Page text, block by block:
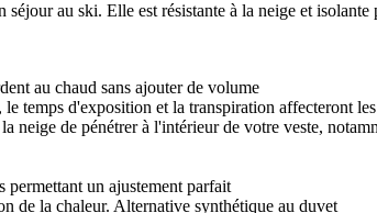
au ski. Elle est résistante à la neige et
au chaud sans ajouter de volume
temps d'exposition et la transpiration affecteront
neige de pénétrer à l'intérieur de votre veste,
permettant un ajustement parfait
de la chaleur. Alternative synthétique au duvet